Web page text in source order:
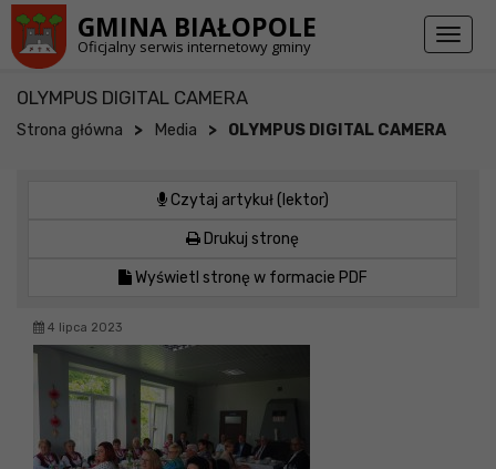
GMINA BIAŁOPOLE
Oficjalny serwis internetowy gminy
Toggle
OLYMPUS DIGITAL CAMERA
Strona główna > Media > OLYMPUS DIGITAL CAMERA
Czytaj artykuł (lektor)
Drukuj stronę
Wyświetl stronę w formacie PDF
4 lipca 2023